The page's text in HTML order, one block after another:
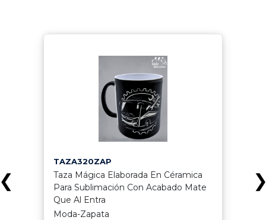
TAZA320ZAP
Taza Mágica Elaborada En Céramica
Para Sublimación Con Acabado Mate
Que Al Entra
Moda-Zapata